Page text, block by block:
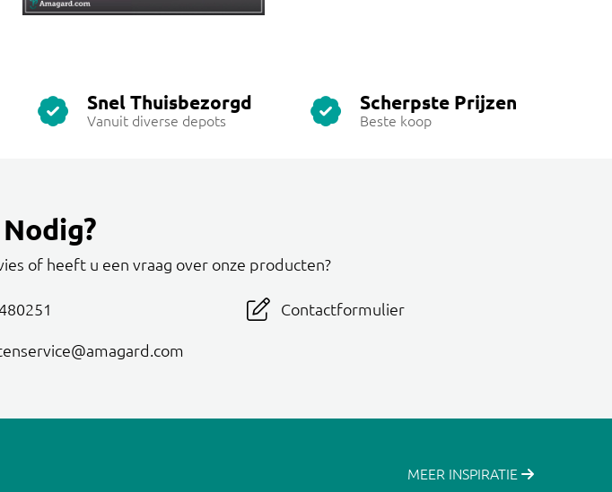
Snel Thuisbezorgd
Vanuit diverse depots
Scherpste Prijzen
Beste koop
of heeft u een vraag over onze producten?
Contactformulier
MEER INSPIRATIE